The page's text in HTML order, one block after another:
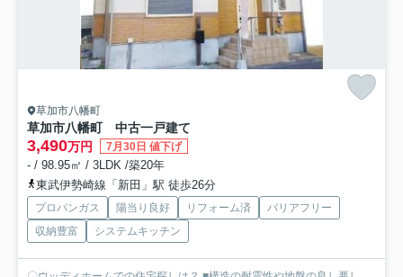
草加市八幡町
草加市八幡町 中古一戸建て
3,490万円 7月30日 値下げ
- / 98.95㎡ / 3LDK /築20年
東武伊勢崎線「新田」駅 徒歩26分
プロパンガス 陽当り良好 リフォーム済
バリアフリー
収納豊富
システムキッチン